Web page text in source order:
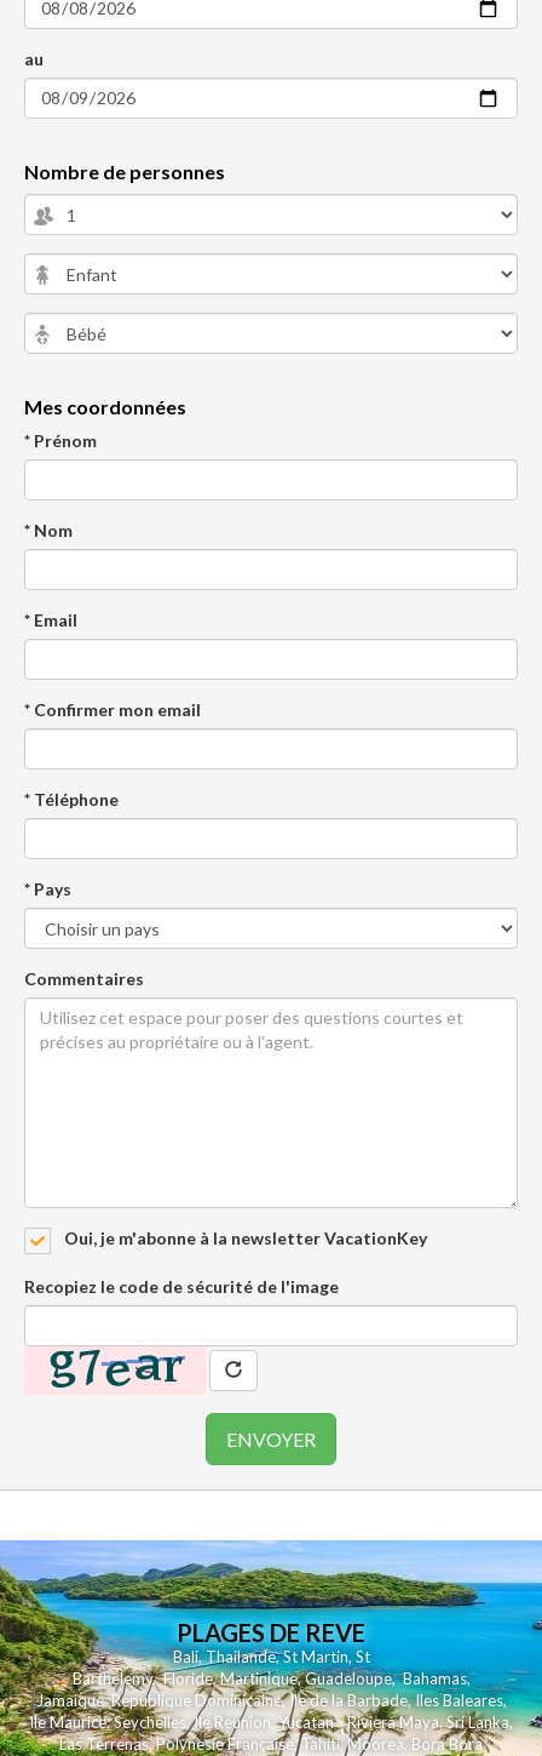
au
Nombre de personnes
Mes coordonnées
* Prénom
* Nom
* Email
* Confirmer mon email
* Téléphone
* Pays
Commentaires
Oui, je m'abonne à la newsletter VacationKey
Recopiez le code de sécurité de l'image
PLAGES DE REVE
Bali,Thailande,St Martin,St
Barthelemy,Floride,Martinique,Guadeloupe,Bahamas,
Jamaique,Republique Dominicaine,Ile de la Barbade,Iles Baleares,
Ile Maurice,Seychelles,Ile Reunion,Yucatan - Riviera Maya,Sri Lanka,
Las Terrenas,Polynesie Française,Tahiti,Moorea, Bora Bora